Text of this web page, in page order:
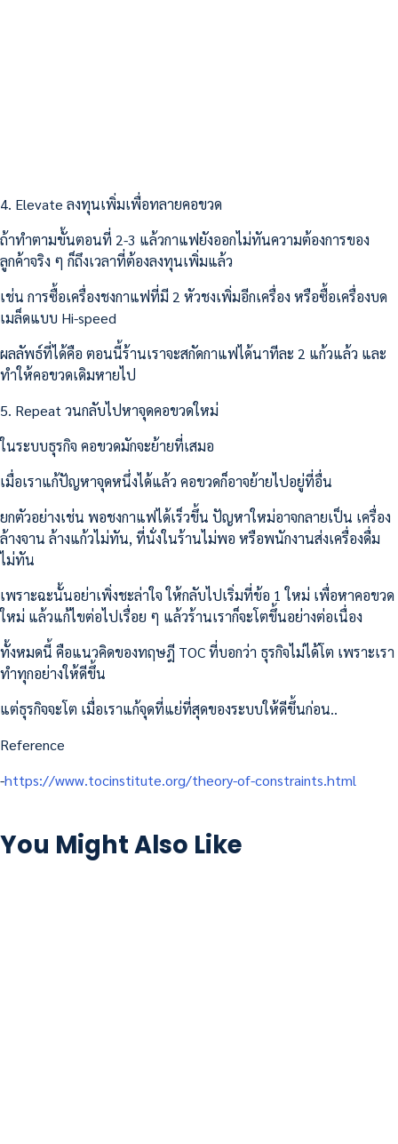
4. Elevate ลงทุนเพิ่มเพื่อทลายคอขวด
ถ้าทำตามขั้นตอนที่ 2-3 แล้วกาแฟยังออกไม่ทันความต้องการของ
ลูกค้าจริง ๆ ก็ถึงเวลาที่ต้องลงทุนเพิ่มแล้ว
เช่น การซื้อเครื่องชงกาแฟที่มี 2 หัวชงเพิ่มอีกเครื่อง หรือซื้อเครื่องบด
เมล็ดแบบ Hi-speed
ผลลัพธ์ที่ได้คือ ตอนนี้ร้านเราจะสกัดกาแฟได้นาทีละ 2 แก้วแล้ว และ
ทำให้คอขวดเดิมหายไป
5. Repeat วนกลับไปหาจุดคอขวดใหม่
ในระบบธุรกิจ คอขวดมักจะย้ายที่เสมอ
เมื่อเราแก้ปัญหาจุดหนึ่งได้แล้ว คอขวดก็อาจย้ายไปอยู่ที่อื่น
ยกตัวอย่างเช่น พอชงกาแฟได้เร็วขึ้น ปัญหาใหม่อาจกลายเป็น เครื่อง
ล้างจาน ล้างแก้วไม่ทัน, ที่นั่งในร้านไม่พอ หรือพนักงานส่งเครื่องดื่ม
ไม่ทัน
เพราะฉะนั้นอย่าเพิ่งชะล่าใจ ให้กลับไปเริ่มที่ข้อ 1 ใหม่ เพื่อหาคอขวด
ใหม่ แล้วแก้ไขต่อไปเรื่อย ๆ แล้วร้านเราก็จะโตขึ้นอย่างต่อเนื่อง
ทั้งหมดนี้ คือแนวคิดของทฤษฎี TOC ที่บอกว่า ธุรกิจไม่ได้โต เพราะเรา
ทำทุกอย่างให้ดีขึ้น
แต่ธุรกิจจะโต เมื่อเราแก้จุดที่แย่ที่สุดของระบบให้ดีขึ้นก่อน..
Reference
-https://www.tocinstitute.org/theory-of-constraints.html
You Might Also Like